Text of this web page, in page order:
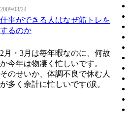
2009/03/24
仕事ができる人はなぜ筋トレを
するのか
2月・3月は毎年暇なのに、何故
か今年は物凄く忙しいです。
そのせいか、体調不良で休む人
が多く余計に忙しいです(涙。